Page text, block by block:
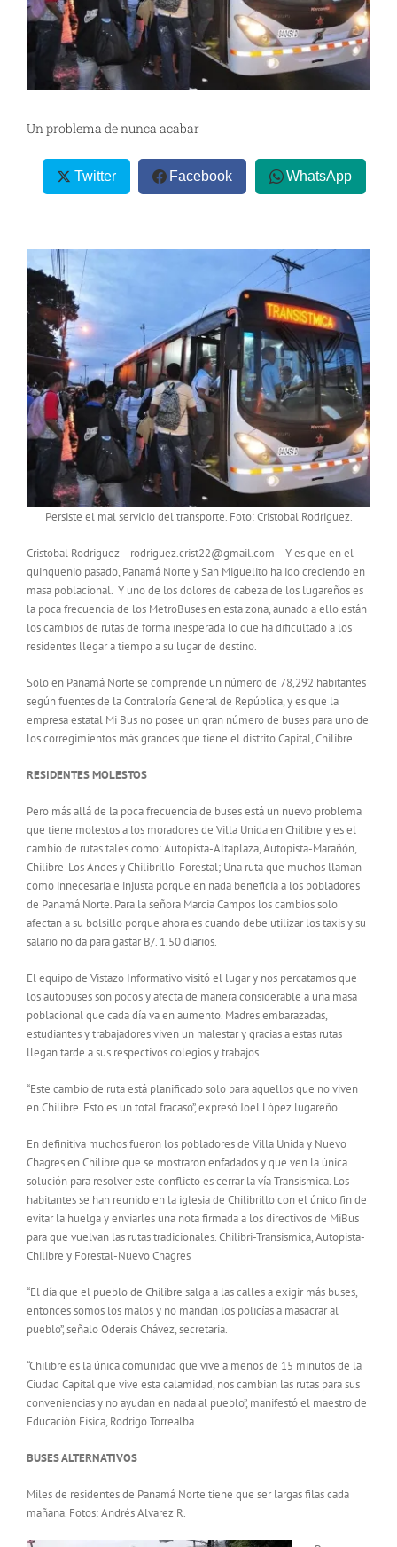
Un problema de nunca acabar
Twitter Facebook WhatsApp
Persiste el mal servicio del transporte. Foto: Cristobal Rodriguez.
Cristobal Rodriguez rodriguez.crist22@gmail.com Y es que en el
quinquenio pasado, Panamá Norte y San Miguelito ha ido creciendo en
masa poblacional. Y uno de los dolores de cabeza de los lugareños es
la poca frecuencia de los MetroBuses en esta zona, aunado a ello están
los cambios de rutas de forma inesperada lo que ha dificultado a los
residentes llegar a tiempo a su lugar de destino.
Solo en Panamá Norte se comprende un número de 78,292 habitantes
según fuentes de la Contraloría General de República, y es que la
empresa estatal Mi Bus no posee un gran número de buses para uno de
los corregimientos más grandes que tiene el distrito Capital, Chilibre.
RESIDENTES MOLESTOS
Pero más allá de la poca frecuencia de buses está un nuevo problema
que tiene molestos a los moradores de Villa Unida en Chilibre y es el
cambio de rutas tales como: Autopista-Altaplaza, Autopista-Marañón,
Chilibre-Los Andes y Chilibrillo-Forestal; Una ruta que muchos llaman
como innecesaria e injusta porque en nada beneficia a los pobladores
de Panamá Norte. Para la señora Marcia Campos los cambios solo
afectan a su bolsillo porque ahora es cuando debe utilizar los taxis y su
salario no da para gastar B/. 1.50 diarios.
El equipo de Vistazo Informativo visitó el lugar y nos percatamos que
los autobuses son pocos y afecta de manera considerable a una masa
poblacional que cada día va en aumento. Madres embarazadas,
estudiantes y trabajadores viven un malestar y gracias a estas rutas
llegan tarde a sus respectivos colegios y trabajos.
“Este cambio de ruta está planificado solo para aquellos que no viven
en Chilibre. Esto es un total fracaso”, expresó Joel López lugareño
En definitiva muchos fueron los pobladores de Villa Unida y Nuevo
Chagres en Chilibre que se mostraron enfadados y que ven la única
solución para resolver este conflicto es cerrar la vía Transismica. Los
habitantes se han reunido en la iglesia de Chilibrillo con el único fin de
evitar la huelga y enviarles una nota firmada a los directivos de MiBus
para que vuelvan las rutas tradicionales. Chilibri-Transismica, Autopista-
Chilibre y Forestal-Nuevo Chagres
“El día que el pueblo de Chilibre salga a las calles a exigir más buses,
entonces somos los malos y no mandan los policías a masacrar al
pueblo”, señalo Oderais Chávez, secretaria.
“Chilibre es la única comunidad que vive a menos de 15 minutos de la
Ciudad Capital que vive esta calamidad, nos cambian las rutas para sus
conveniencias y no ayudan en nada al pueblo”, manifestó el maestro de
Educación Física, Rodrigo Torrealba.
BUSES ALTERNATIVOS
Miles de residentes de Panamá Norte tiene que ser largas filas cada
mañana. Fotos: Andrés Alvarez R.